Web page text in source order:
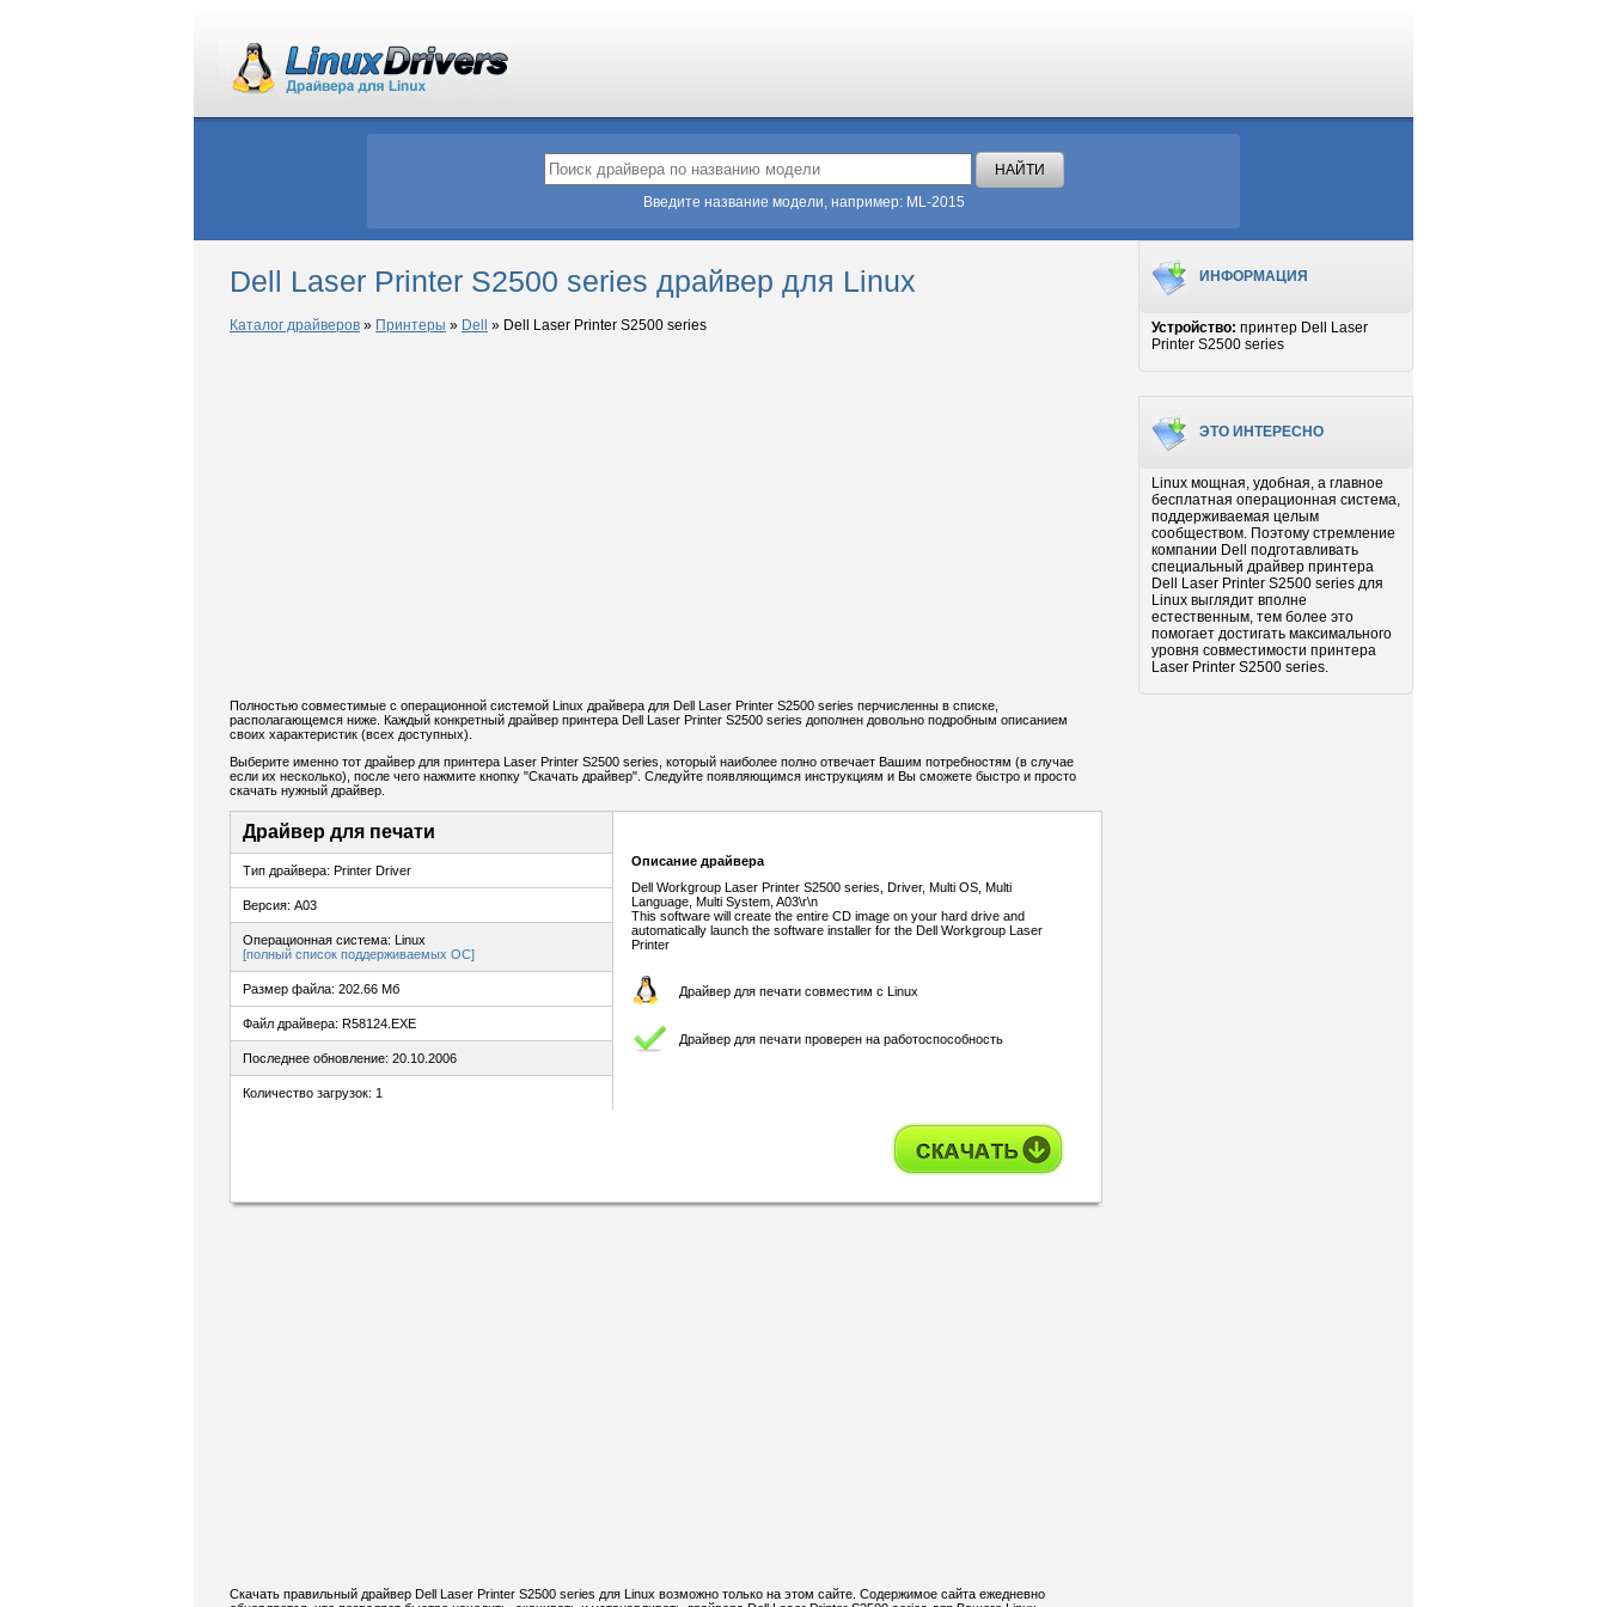
Введите название модели, например: ML-2015
Dell Laser Printer S2500 series драйвер для Linux
Каталог драйверов » Принтеры » Dell » Dell Laser Printer S2500 series
Полностью совместимые с операционной системой Linux драйвера для Dell Laser Printer S2500 series перчисленны в списке,
располагающемся ниже. Каждый конкретный драйвер принтера Dell Laser Printer S2500 series дополнен довольно подробным описанием
своих характеристик (всех доступных).
Выберите именно тот драйвер для принтера Laser Printer S2500 series, который наиболее полно отвечает Вашим потребностям (в случае
если их несколько), после чего нажмите кнопку "Скачать драйвер". Следуйте появляющимся инструкциям и Вы сможете быстро и просто
скачать нужный драйвер.
Драйвер для печати
Тип драйвера: Printer Driver
Версия: A03
Операционная система: Linux
[полный список поддерживаемых ОС]
Размер файла: 202.66 Мб
Файл драйвера: R58124.EXE
Последнее обновление: 20.10.2006
Количество загрузок: 1
Описание драйвера
Dell Workgroup Laser Printer S2500 series, Driver, Multi OS, Multi
Language, Multi System, A03\r\n
This software will create the entire CD image on your hard drive and
automatically launch the software installer for the Dell Workgroup Laser
Printer
Драйвер для печати совместим с Linux
Драйвер для печати проверен на работоспособность
Скачать правильный драйвер Dell Laser Printer S2500 series для Linux возможно только на этом сайте. Содержимое сайта ежедневно
ИНФОРМАЦИЯ
Устройство: принтер Dell Laser
Printer S2500 series
ЭТО ИНТЕРЕСНО
Linux мощная, удобная, а главное
бесплатная операционная система,
поддерживаемая целым
сообществом. Поэтому стремление
компании Dell подготавливать
специальный драйвер принтера
Dell Laser Printer S2500 series для
Linux выглядит вполне
естественным, тем более это
помогает достигать максимального
уровня совместимости принтера
Laser Printer S2500 series.